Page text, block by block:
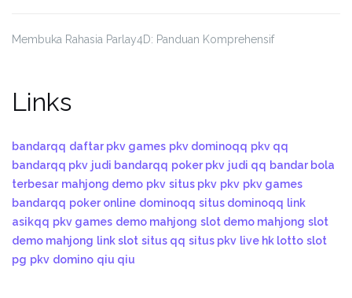
Membuka Rahasia Parlay4D: Panduan Komprehensif
Links
bandarqq daftar pkv games pkv dominoqq pkv qq
bandarqq pkv judi bandarqq poker pkv judi qq bandar bola
terbesar mahjong demo pkv situs pkv pkv pkv games
bandarqq poker online dominoqq situs dominoqq link
asikqq pkv games demo mahjong slot demo mahjong slot
demo mahjong link slot situs qq situs pkv live hk lotto slot
pg pkv domino qiu qiu